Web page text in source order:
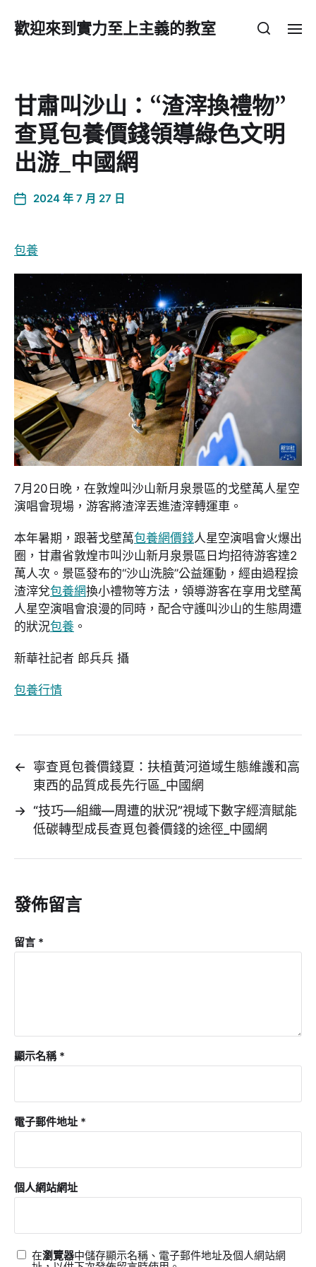
歡迎來到實力至上主義的教室
甘肅叫沙山：“渣滓換禮物”
查覓包養價錢領導綠色文明
出游_中國網
2024 年 7 月 27 日
包養
7月20日晚，在敦煌叫沙山新月泉景區的戈壁萬人星空
演唱會現場，游客將渣滓丟進渣滓轉運車。
本年暑期，跟著戈壁萬包養網價錢人星空演唱會火爆出
圈，甘肅省敦煌市叫沙山新月泉景區日均招待游客達2
萬人次。景區發布的“沙山洗臉”公益運動，經由過程撿
渣滓兌包養網換小禮物等方法，領導游客在享用戈壁萬
人星空演唱會浪漫的同時，配合守護叫沙山的生態周遭
的狀況包養 。
新華社記者 郎兵兵 攝
包養行情
←
寧查覓包養價錢夏：扶植黃河道域生態維護和高
東西的品質成長先行區_中國網
→ “技巧—組織—周遭的狀況”視域下數字經濟賦能
低碳轉型成長查覓包養價錢的途徑_中國網
發佈留言
留言 *
顯示名稱 *
電子郵件地址 *
個人網站網址
在瀏覽器中儲存顯示名稱、電子郵件地址及個人網站網